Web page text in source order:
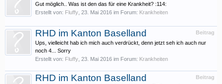
Gut möglich.. Was ist den das für eine Krankheit? :114:
Erstellt von: Fluffy 23. Mai 2016 im Forum: Krankheiten
Beitrag
RHD im Kanton Baselland
Ups, vielleicht hab ich mich auch verdrückt, denn jetzt seh ich auch nur
noch 4... Sorry
Erstellt von: Fluffy 23. Mai 2016 im Forum: Krankheiten
Beitrag
RHD im Kanton Baselland